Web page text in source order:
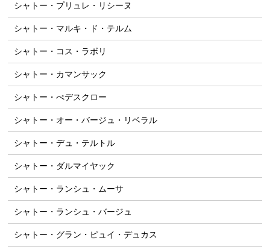
シャトー・プリュレ・リシーヌ
シャトー・マルキ・ド・テルム
シャトー・コス・ラボリ
シャトー・カマンサック
シャトー・ぺデスクロー
シャトー・オー・バージュ・リベラル
シャトー・デュ・テルトル
シャトー・ダルマイヤック
シャトー・ランシュ・ムーサ
シャトー・ランシュ・バージュ
シャトー・グラン・ピュイ・デュカス